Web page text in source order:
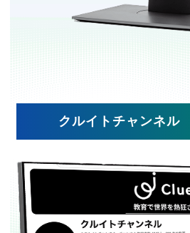
クルイトチャンネル